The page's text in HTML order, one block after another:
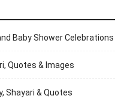
Baby Shower Celebrations
Quotes & Images
Shayari & Quotes